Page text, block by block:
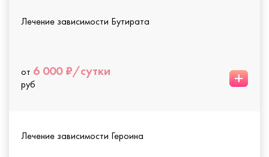
Лечение зависимости Бутирата
от 6 000 ₽/сутки
руб +
Лечение зависимости Героина